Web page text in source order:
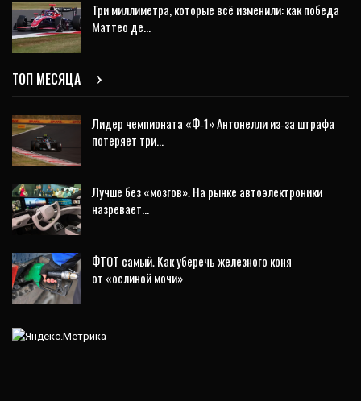
Три миллиметра, которые всё изменили: как победа
Маттео де…
ТОП МЕСЯЦА
Лидер чемпионата «Ф‑1» Антонелли из‑за штрафа
потеряет три…
Лучше без «мозгов». На рынке автоэлектроники
назревает…
ФТОТ самый. Как уберечь железного коня
от «ослиной мочи»